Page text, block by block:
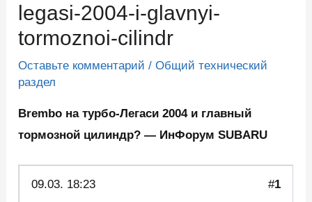
legasi-2004-i-glavnyi-
tormoznoi-cilindr
Оставьте комментарий /Общий технический
раздел
Brembo на турбо-Легаси 2004 и главный
тормозной цилиндр? — ИнФорум SUBARU
09.03. 18:23 #1